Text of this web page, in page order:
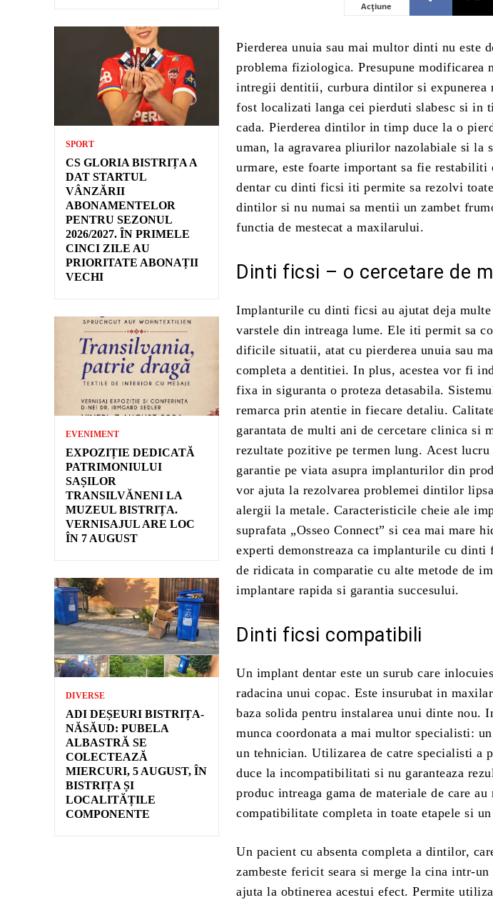
SPORT
CS GLORIA BISTRIȚA A
DAT STARTUL
VÂNZĂRII
ABONAMENTELOR
PENTRU SEZONUL
2026/2027. ÎN PRIMELE
CINCI ZILE AU
PRIORITATE ABONAȚII
VECHI
EVENIMENT
EXPOZIȚIE DEDICATĂ
PATRIMONIULUI
SAȘILOR
TRANSILVĂNENI LA
MUZEUL BISTRIȚA.
VERNISAJUL ARE LOC
ÎN 7 AUGUST
DIVERSE
ADI DEȘEURI BISTRIȚA-
NĂSĂUD: PUBELA
ALBASTRĂ SE
COLECTEAZĂ
MIERCURI, 5 AUGUST, ÎN
BISTRIȚA ȘI
LOCALITĂȚILE
COMPONENTE
Acțiune
Pierderea unuia sau mai multor dinti nu este
problema fiziologica. Presupune modificarea
intregii dentitii, curbura dintilor si expunerea
fost localizati langa cei pierduti slabesc si in
cada. Pierderea dintilor in timp duce la o
uman, la agravarea pliurilor nazolabiale si la
urmare, este foarte important sa fie
dentar cu dinti ficsi iti permite sa rezolvi
dintilor si nu numai sa mentii un zambet
functia de mestecat a maxilarului.
Dinti ficsi – o cercetare de
Implanturile cu dinti ficsi au ajutat deja
varstele din intreaga lume. Ele iti permit sa
dificile situatii, atat cu pierderea unuia sau
completa a dentitiei. In plus, acestea vor fi
fixa in siguranta o proteza detasabila.
remarca prin atentie in fiecare detaliu.
garantata de multi ani de cercetare clinica si
rezultate pozitive pe termen lung. Acest
garantie pe viata asupra implanturilor din
vor ajuta la rezolvarea problemei dintilor
alergii la metale. Caracteristicile cheie ale
suprafata „Osseo Connect” si cea mai mare
experti demonstreaza ca implanturile cu
de ridicata in comparatie cu alte metode de
implantare rapida si garantia succesului.
Dinti ficsi compatibili
Un implant dentar este un surub care
radacina unui copac. Este insurubat in
baza solida pentru instalarea unui dinte nou.
munca coordonata a mai multor specialisti:
un tehnician. Utilizarea de catre specialisti a
duce la incompatibilitati si nu garanteaza
produc intreaga gama de materiale de care
compatibilitate completa in toate etapele si
Un pacient cu absenta completa a dintilor,
zambeste fericit seara si merge la cina intr-
ajuta la obtinerea acestui efect. Permite